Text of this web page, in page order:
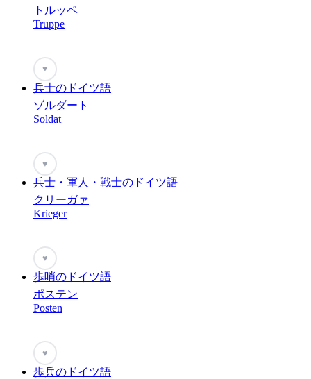
トルッペ
Truppe
♥
兵士のドイツ語
ゾルダート
Soldat
♥
兵士・軍人・戦士のドイツ語
クリーガァ
Krieger
♥
歩哨のドイツ語
ポステン
Posten
♥
歩兵のドイツ語